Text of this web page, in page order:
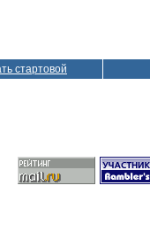
стартовой